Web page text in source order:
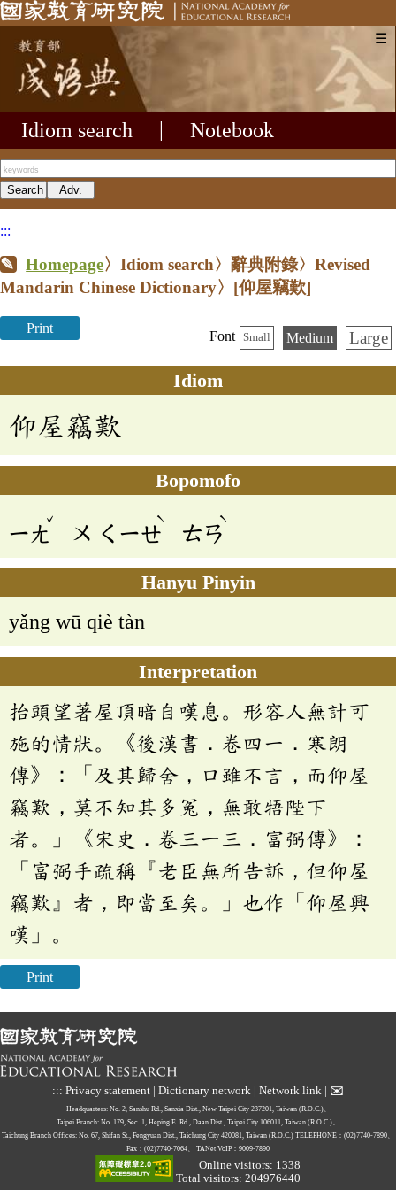
☰
Idiom search Notebook
:::
Homepage〉Idiom search〉辭典附錄〉Revised
Mandarin Chinese Dictionary〉 [仰屋竊歎]
Print
Font Small Medium Large
Idiom
仰屋竊歎
Bopomofo
ㄧㄤ
ˇ
ㄨ ㄑㄧㄝ
ˋ
ㄊㄢ
ˋ
Hanyu Pinyin
yǎng wū qiè tàn
Interpretation
抬頭望著屋頂暗自嘆息。形容人無計可
施的情狀。《後漢書．卷四一．寒朗
傳》：「及其歸舍，口雖不言，而仰屋
竊歎，莫不知其多冤，無敢牾陛下
者。」《宋史．卷三一三．富弼傳》：
「富弼手疏稱『老臣無所告訴，但仰屋
竊歎』者，即當至矣。」也作「仰屋興
嘆」。
Print
::: Privacy statement | Dictionary network | Network link | ✉
Headquarters: No. 2, Sanshu Rd., Sanxia Dist., New Taipei City 237201, Taiwan (R.O.C.)、
Taipei Branch: No. 179, Sec. 1, Heping E. Rd., Daan Dist., Taipei City 106011, Taiwan (R.O.C.)、
Taichung Branch Offices: No. 67, Shifan St., Fengyuan Dist., Taichung City 420081, Taiwan (R.O.C.) TELEPHONE：(02)7740-7890、
Fax：(02)7740-7064、
TANet VoIP：9009-7890
Online visitors: 1338
Total visitors: 204976440